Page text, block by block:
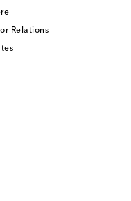
Relations